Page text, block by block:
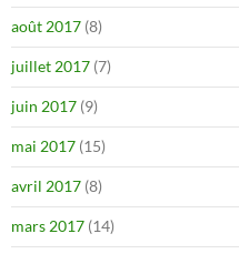
août 2017 (8)
juillet 2017 (7)
juin 2017 (9)
mai 2017 (15)
avril 2017 (8)
mars 2017 (14)